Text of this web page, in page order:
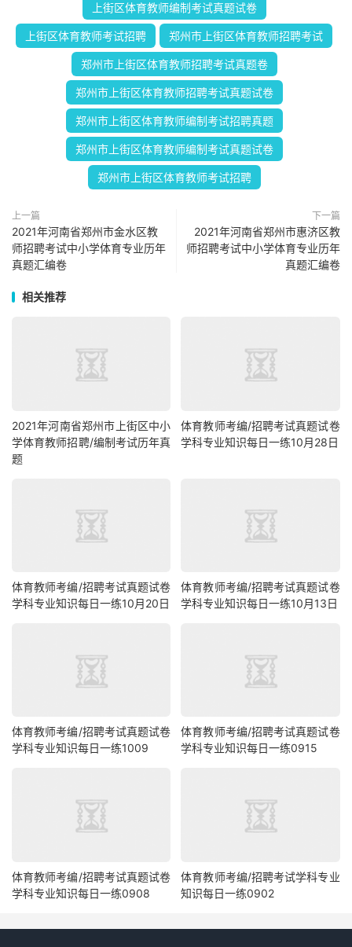
上街区体育教师编制考试真题试卷
上街区体育教师考试招聘 郑州市上街区体育教师招聘考试
郑州市上街区体育教师招聘考试真题卷
郑州市上街区体育教师招聘考试真题试卷
郑州市上街区体育教师编制考试招聘真题
郑州市上街区体育教师编制考试真题试卷
郑州市上街区体育教师考试招聘
上一篇
2021年河南省郑州市金水区教
师招聘考试中小学体育专业历年
真题汇编卷
下一篇
2021年河南省郑州市惠济区教
师招聘考试中小学体育专业历年
真题汇编卷
相关推荐
2021年河南省郑州市上街区中小
学体育教师招聘/编制考试历年真
题
体育教师考编/招聘考试真题试卷
学科专业知识每日一练10月28日
体育教师考编/招聘考试真题试卷
学科专业知识每日一练10月20日
体育教师考编/招聘考试真题试卷
学科专业知识每日一练10月13日
体育教师考编/招聘考试真题试卷
学科专业知识每日一练1009
体育教师考编/招聘考试真题试卷
学科专业知识每日一练0915
体育教师考编/招聘考试真题试卷
学科专业知识每日一练0908
体育教师考编/招聘考试学科专业
知识每日一练0902